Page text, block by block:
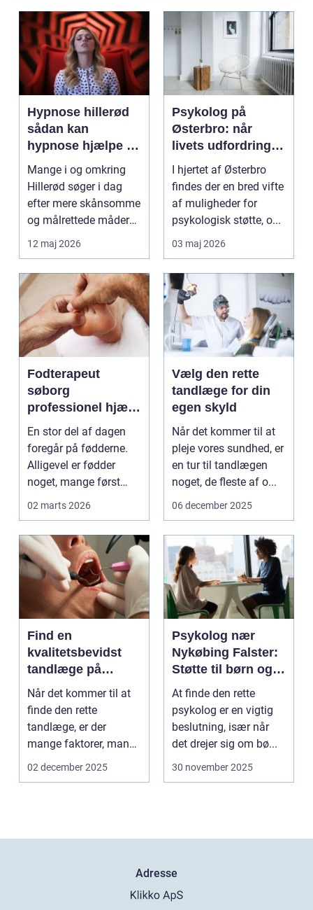
Hypnose hillerød
sådan kan
hypnose hjælpe i
hverdagen
Mange i og omkring
Hillerød søger i dag
efter mere skånsomme
og målrettede måder
at få det bedre på....
12 maj 2026
Psykolog på
Østerbro: når
livets udfordringer
kræver
professionel støtte
I hjertet af Østerbro
findes der en bred vifte
af muligheder for
psykologisk støtte, o...
03 maj 2026
Fodterapeut
søborg
professionel hjælp
til sunde fødder i
hverdagen
En stor del af dagen
foregår på fødderne.
Alligevel er fødder
noget, mange først
tænker på, når smer...
02 marts 2026
Vælg den rette
tandlæge for din
egen skyld
Når det kommer til at
pleje vores sundhed, er
en tur til tandlægen
noget, de fleste af o...
06 december 2025
Find en
kvalitetsbevidst
tandlæge på
Vesterbro
Når det kommer til at
finde den rette
tandlæge, er der
mange faktorer, man
bør ov...
02 december 2025
Psykolog nær
Nykøbing Falster:
Støtte til børn og
unge
At finde den rette
psykolog er en vigtig
beslutning, især når
det drejer sig om bø...
30 november 2025
Adresse